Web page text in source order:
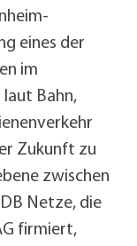
eines der
im
laut Bahn,
Zukunft zu
zwischen
Netze, die
firmiert,